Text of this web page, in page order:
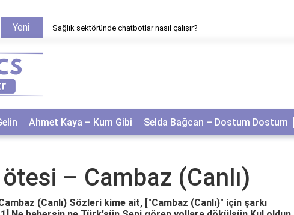
Yeni Sağlık sektöründe chatbotlar nasıl çalışır?
Ahmet Kaya – Kum Gibi Selda Bağcan – Dostum Dostum
– Cambaz (Canlı)
(Canlı) Sözleri kime ait, ["Cambaz (Canlı)" için şarkı